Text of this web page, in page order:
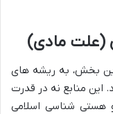
(علت مادی)
بخش، به ریشه های
این منابع نه در قدرت
هستی شناسی اسلامی